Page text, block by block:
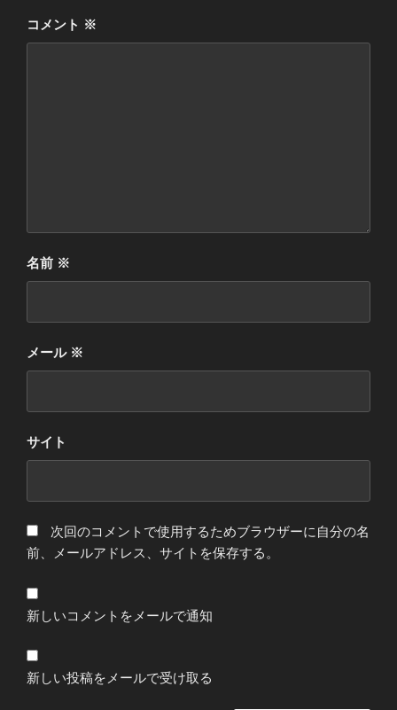
コメント ※
名前 ※
メール ※
サイト
次回のコメントで使用するためブラウザーに自分の名
前、メールアドレス、サイトを保存する。
新しいコメントをメールで通知
新しい投稿をメールで受け取る